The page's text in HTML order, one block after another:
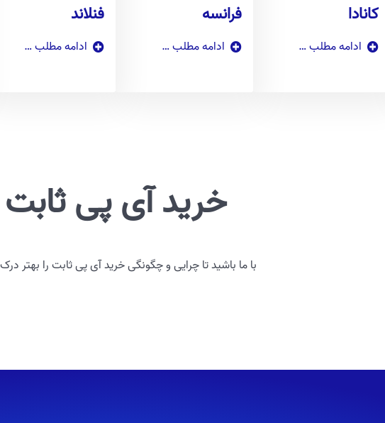
کانادا
ادامه مطلب …
فرانسه
ادامه مطلب …
فنلاند
ادامه مطلب …
خرید آی پی ثابت
با ما باشید تا چرایی و چگونگی خرید آی پی ثابت را بهتر